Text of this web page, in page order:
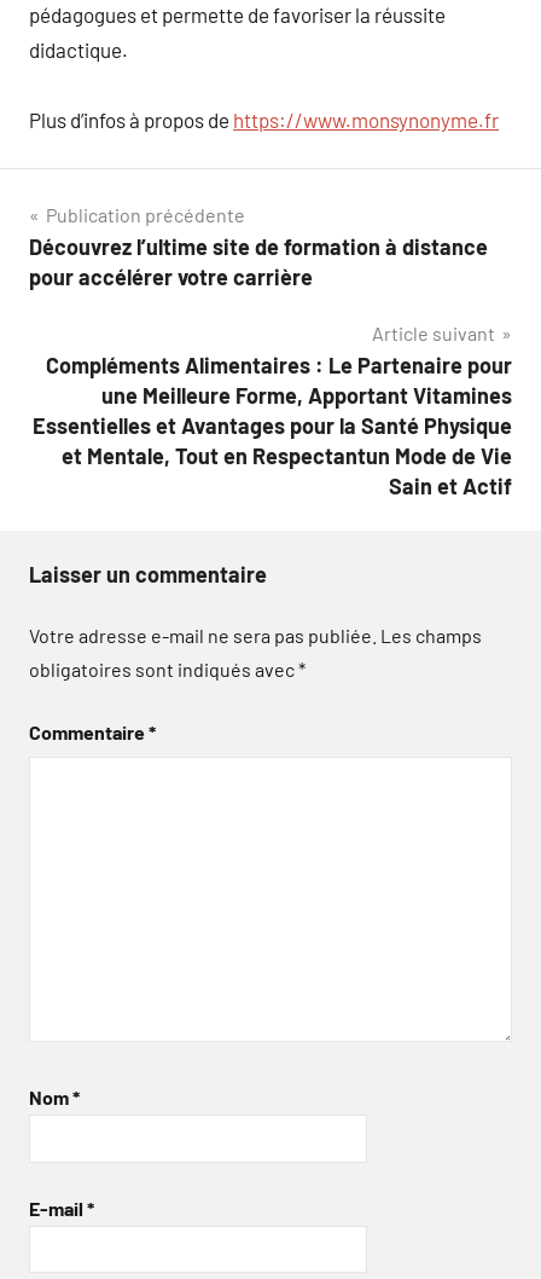
pédagogues et permette de favoriser la réussite
didactique.
Plus d’infos à propos de https://www.monsynonyme.fr
Navigation
de
Publication précédente
Découvrez l’ultime site de formation à distance
pour accélérer votre carrière
Article suivant
Compléments Alimentaires : Le Partenaire pour
une Meilleure Forme, Apportant Vitamines
Essentielles et Avantages pour la Santé Physique
et Mentale, Tout en Respectantun Mode de Vie
Sain et Actif
Laisser un commentaire
Votre adresse e-mail ne sera pas publiée. Les champs
obligatoires sont indiqués avec*
Commentaire*
Nom*
E-mail *